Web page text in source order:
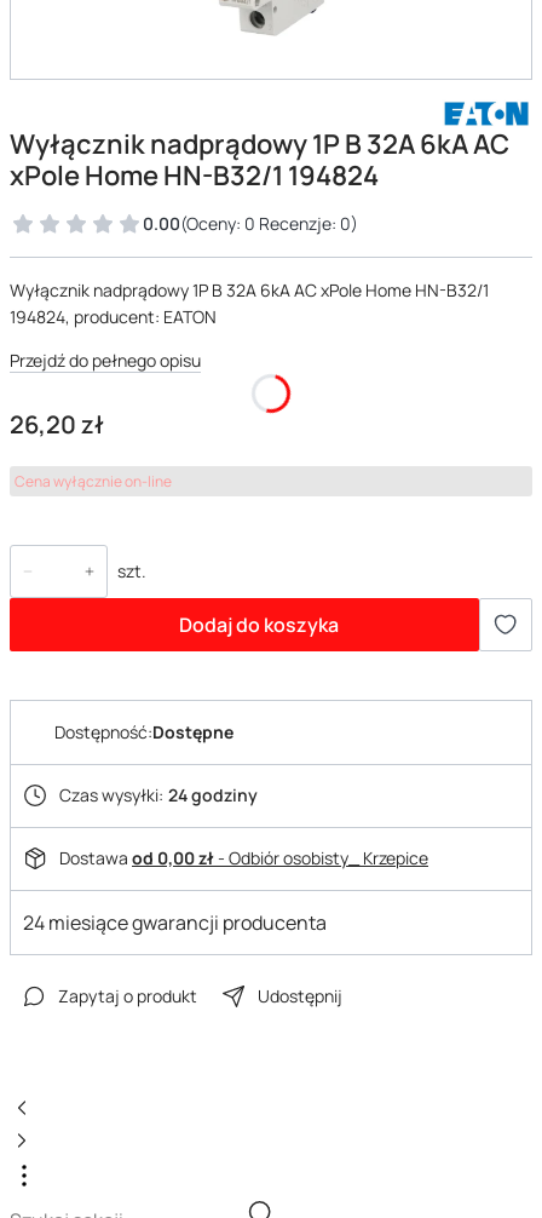
Wyłącznik nadprądowy 1P B 32A 6kA AC
xPole Home HN-B32/1 194824
0.00(Oceny: 0 Recenzje: 0)
Wyłącznik nadprądowy 1P B 32A 6kA AC xPole Home HN-B32/1
194824, producent: EATON
Przejdź do pełnego opisu
Cena
26,20 zł
Cena wyłącznie on-line
szt.
Dodaj do koszyka
Dostępność:Dostępne
Czas wysyłki: 24 godziny
Dostawa od 0,00 zł- Odbiór osobisty_ Krzepice
24 miesiące gwarancji producenta
Zapytaj o produkt Udostępnij